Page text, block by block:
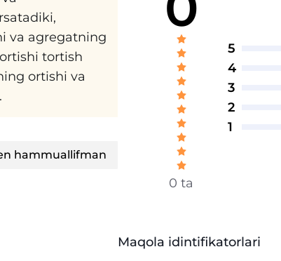
va agregatning
tortish
ortishi va
hammuallifman
0 ta
5
4
3
2
1
Maqola idintifikatorlari